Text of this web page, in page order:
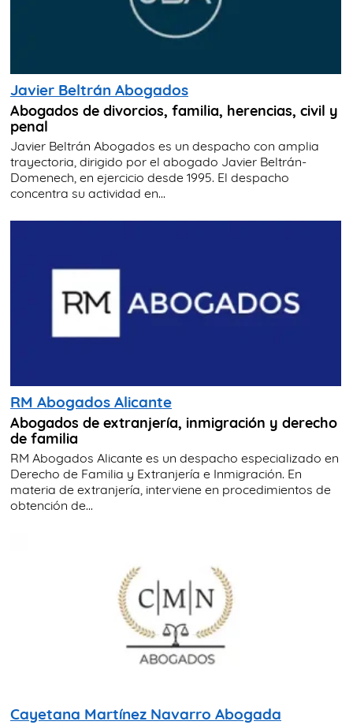
Javier Beltrán Abogados
Abogados de divorcios, familia, herencias, civil y
penal
Javier Beltrán Abogados es un despacho con amplia
trayectoria, dirigido por el abogado Javier Beltrán-
Domenech, en ejercicio desde 1995. El despacho
concentra su actividad en...
RM Abogados Alicante
Abogados de extranjería, inmigración y derecho
de familia
RM Abogados Alicante es un despacho especializado en
Derecho de Familia y Extranjería e Inmigración. En
materia de extranjería, interviene en procedimientos de
obtención de...
Cayetana Martínez Navarro Abogada